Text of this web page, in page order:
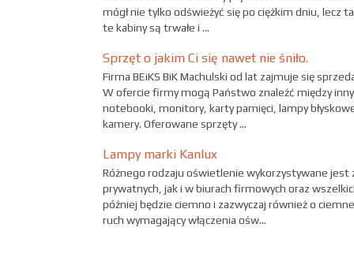
mógł nie tylko odświeżyć się po ciężkim dniu, lecz
te kabiny są trwałe i ...
Sprzęt o jakim Ci się nawet nie śniło.
Firma BEiKS BiK Machulski od lat zajmuje się
W ofercie firmy mogą Państwo znaleźć między
notebooki, monitory, karty pamięci, lampy
kamery. Oferowane sprzęty ...
Lampy marki Kanlux
Różnego rodzaju oświetlenie wykorzystywane jest
prywatnych, jak i w biurach firmowych oraz
później będzie ciemno i zazwyczaj również o
ruch wymagający włączenia ośw...